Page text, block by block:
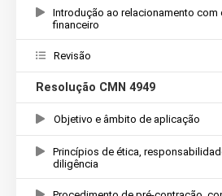
Introdução ao relacionamento com
financeiro
Revisão
Resolução CMN 4949
Objetivo e âmbito de aplicação
Princípios de ética,
diligência